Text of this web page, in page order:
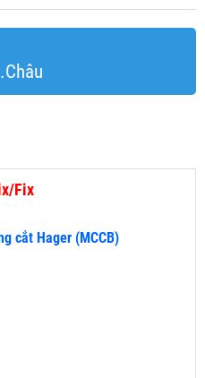
Fix
cắt Hager (MCCB)